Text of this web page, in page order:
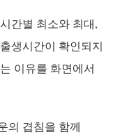
간별 최소와 최대,
생시간이 확인되지
이유를 화면에서
의 겹침을 함께